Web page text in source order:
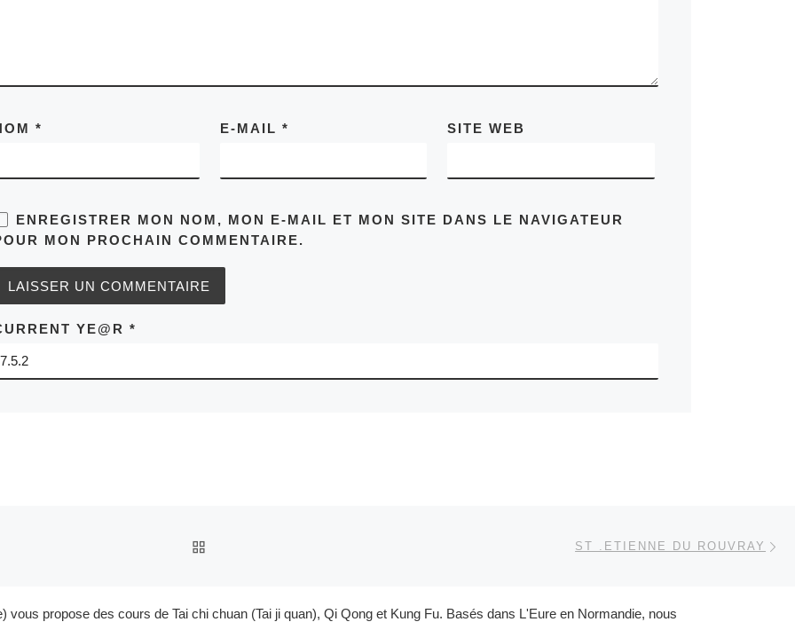
* E-MAIL * SITE WEB
ENREGISTRER MON NOM, MON E-MAIL ET MON SITE DANS LE NAVIGATEUR
MON PROCHAIN COMMENTAIRE.
YE@R *
ST .ETIENNE DU ROUVRAY
propose des cours de Tai chi chuan (Tai ji quan), Qi Qong et Kung Fu. Basés dans L'Eure en Normandie, nous